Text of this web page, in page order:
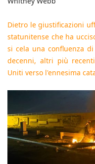
Dietro le giustificazioni
statunitense che ha
si cela una confluenza
decenni, altri più
Uniti verso l'ennesima